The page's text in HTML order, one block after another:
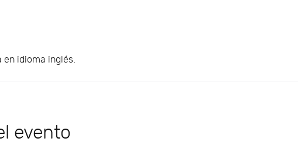
en idioma inglés.
evento